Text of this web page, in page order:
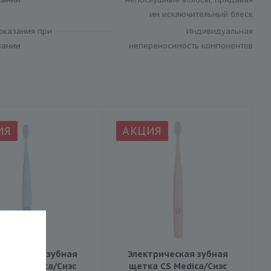
им исключительный блеск
при
Индивидуальная
непереносимость компонентов
зубная
CS Medica/Сиэс
АКЦИЯ
Электрическая зубная
щетка CS Medica/Сиэс